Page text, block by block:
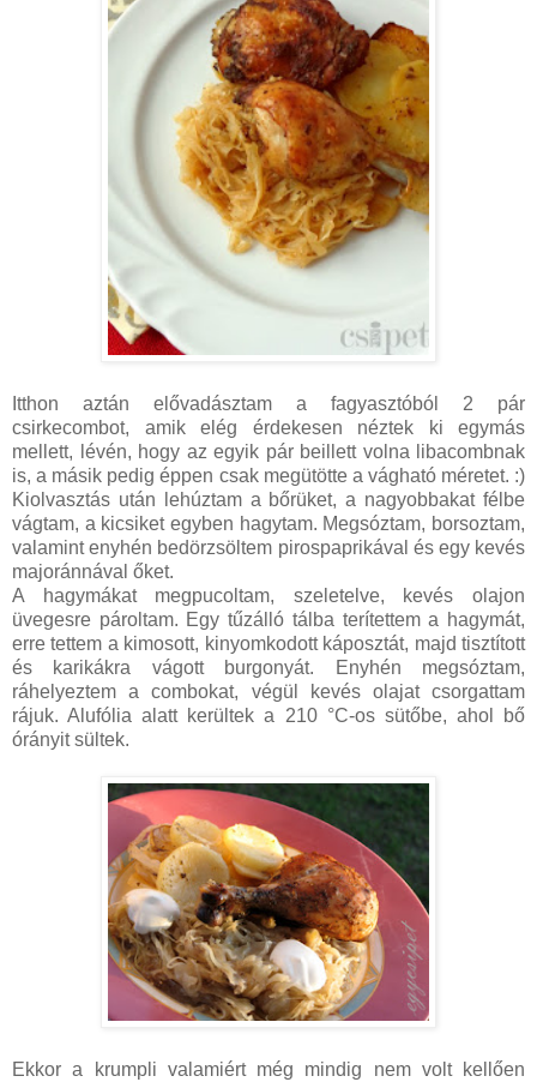
Itthon aztán elővadásztam a fagyasztóból 2 pár
csirkecombot, amik elég érdekesen néztek ki egymás
mellett, lévén, hogy az egyik pár beillett volna libacombnak
is, a másik pedig éppen csak megütötte a vágható méretet. :)
Kiolvasztás után lehúztam a bőrüket, a nagyobbakat félbe
vágtam, a kicsiket egyben hagytam. Megsóztam, borsoztam,
valamint enyhén bedörzsöltem pirospaprikával és egy kevés
majoránnával őket.
A hagymákat megpucoltam, szeletelve, kevés olajon
üvegesre pároltam. Egy tűzálló tálba terítettem a hagymát,
erre tettem a kimosott, kinyomkodott káposztát, majd tisztított
és karikákra vágott burgonyát. Enyhén megsóztam,
ráhelyeztem a combokat, végül kevés olajat csorgattam
rájuk. Alufólia alatt kerültek a 210 °C-os sütőbe, ahol bő
órányit sültek.
Ekkor a krumpli valamiért még mindig nem volt kellően